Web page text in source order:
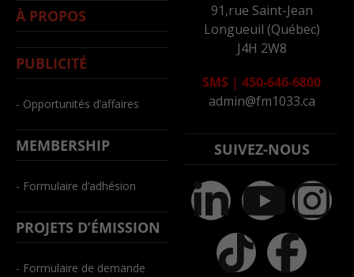
À PROPOS
PUBLICITÉ
- Opportunités d’affaires
MEMBERSHIP
- Formulaire d’adhésion
PROJETS D’ÉMISSION
- Formulaire de demande
91,rue Saint-Jean
Longueuil (Québec)
J4H 2W8
SMS | 450-646-6800
admin@fm1033.ca
SUIVEZ-NOUS